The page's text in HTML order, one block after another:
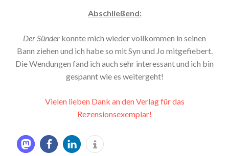
Abschließend:
Der Sünder konnte mich wieder vollkommen in seinen
Bann ziehen und ich habe so mit Syn und Jo mitgefiebert.
Die Wendungen fand ich auch sehr interessant und ich bin
gespannt wie es weitergeht!
Vielen lieben Dank an den Verlag für das
Rezensionsexemplar!